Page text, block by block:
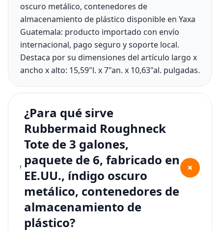
oscuro metálico, contenedores de
almacenamiento de plástico disponible en Yaxa
Guatemala: producto importado con envío
internacional, pago seguro y soporte local.
Destaca por su dimensiones del artículo largo x
ancho x alto: 15,59"l. x 7"an. x 10,63"al. pulgadas.
¿Para qué sirve
Rubbermaid Roughneck
Tote de 3 galones,
paquete de 6, fabricado en
EE.UU., índigo oscuro
metálico, contenedores de
almacenamiento de
plástico?
+